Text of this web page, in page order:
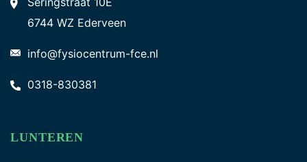
6744 WZ Ederveen
info@fysiocentrum-fce.nl
0318-830381
LUNTEREN